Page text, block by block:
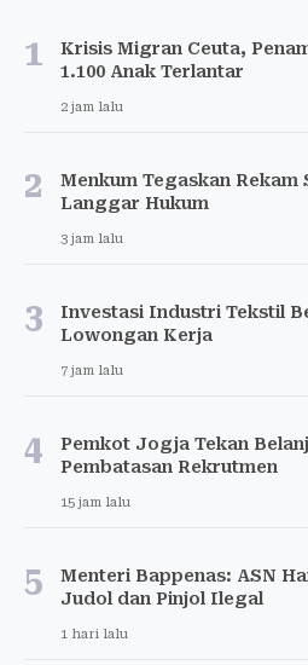
1
Krisis Migran Ceuta,
1.100 Anak Terlantar
2 jam lalu
2
Menkum Tegaskan Rekam
Langgar Hukum
3 jam lalu
3
Investasi Industri Tekstil
Lowongan Kerja
7 jam lalu
4
Pemkot Jogja Tekan
Pembatasan Rekrutmen
15 jam lalu
5
Menteri Bappenas: ASN
Judol dan Pinjol Ilegal
1 hari lalu